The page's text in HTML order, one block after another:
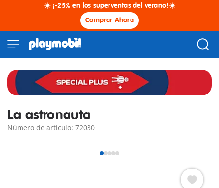
☀️ ¡-25% en los superventas del verano!☀️
Comprar Ahora
La astronauta
Número de artículo: 72030